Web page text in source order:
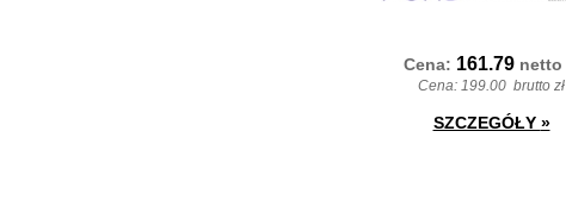
Cena: 161.79 netto
Cena: 199.00 brutto zł
SZCZEGÓŁY »